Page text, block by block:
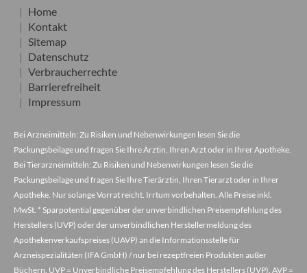
Home
Kontakt
Sitemap
Datenschutz
Verbraucherrechte
Barrierefreiheit
Impressum
Bei Arzneimitteln: Zu Risiken und Nebenwirkungen lesen Sie die
Packungsbeilage und fragen Sie Ihre Ärztin, Ihren Arzt oder in Ihrer Apotheke.
Bei Tierarzneimitteln: Zu Risiken und Nebenwirkungen lesen Sie die
Packungsbeilage und fragen Sie Ihre Tierärztin, Ihren Tierarzt oder in Ihrer
Apotheke. Nur solange Vorrat reicht. Irrtum vorbehalten. Alle Preise inkl.
MwSt. * Sparpotential gegenüber der unverbindlichen Preisempfehlung des
Herstellers (UVP) oder der unverbindlichen Herstellermeldung des
Apothekenverkaufspreises (UAVP) an die Informationsstelle für
Arzneispezialitäten (IFA GmbH) / nur bei rezeptfreien Produkten außer
Büchern. UVP = Unverbindliche Preisempfehlung des Herstellers (UVP). AVP =